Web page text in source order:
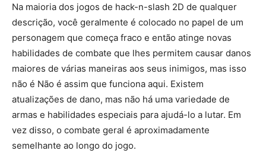
Na maioria dos jogos de hack-n-slash 2D de qualquer
descrição, você geralmente é colocado no papel de um
personagem que começa fraco e então atinge novas
habilidades de combate que lhes permitem causar danos
maiores de várias maneiras aos seus inimigos, mas isso
não é Não é assim que funciona aqui. Existem
atualizações de dano, mas não há uma variedade de
armas e habilidades especiais para ajudá-lo a lutar. Em
vez disso, o combate geral é aproximadamente
semelhante ao longo do jogo.